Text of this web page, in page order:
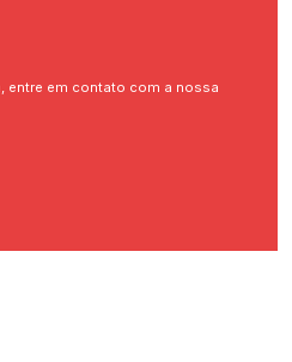
entre em contato com a nossa